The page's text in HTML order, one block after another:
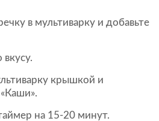
в мультиварку и добавьте
крышкой и
на 15-20 минут.